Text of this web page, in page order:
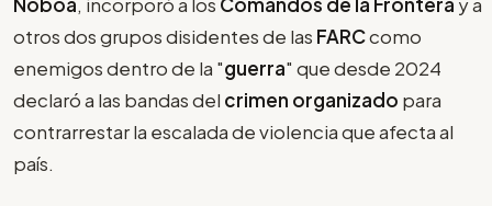
otros dos grupos disidentes de las FARCcomo
enemigos dentro de la "guerra" que desde 2024
declaró a las bandas del crimen organizado para
contrarrestar la escalada de violencia que afecta al
país.